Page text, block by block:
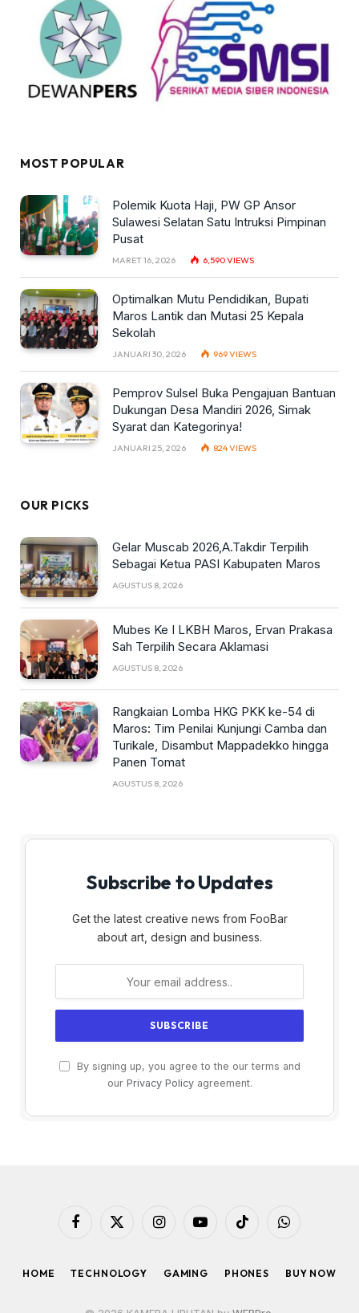
MOST POPULAR
Polemik Kuota Haji, PW GP Ansor
Sulawesi Selatan Satu Intruksi Pimpinan
Pusat
MARET 16, 2026 6,590VIEWS
Optimalkan Mutu Pendidikan, Bupati
Maros Lantik dan Mutasi 25 Kepala
Sekolah
JANUARI 30, 2026 969VIEWS
Pemprov Sulsel Buka Pengajuan Bantuan
Dukungan Desa Mandiri 2026, Simak
Syarat dan Kategorinya!
JANUARI 25, 2026 824VIEWS
OUR PICKS
Gelar Muscab 2026,A.Takdir Terpilih
Sebagai Ketua PASI Kabupaten Maros
AGUSTUS 8, 2026
Mubes Ke I LKBH Maros, Ervan Prakasa
Sah Terpilih Secara Aklamasi
AGUSTUS 8, 2026
Rangkaian Lomba HKG PKK ke-54 di
Maros: Tim Penilai Kunjungi Camba dan
Turikale, Disambut Mappadekko hingga
Panen Tomat
AGUSTUS 8, 2026
Subscribe to Updates
Get the latest creative news from FooBar
about art, design and business.
By signing up, you agree to the our terms and
our Privacy Policyagreement.
Facebook
X
InstagramYouTubeTikTok WhatsApp
HOME TECHNOLOGY GAMING PHONES BUY NOW